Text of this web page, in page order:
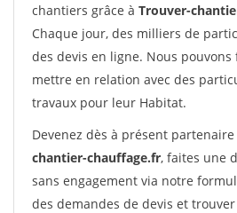
chantiers grâce à Trouver-
Chaque jour, des milliers de
des devis en ligne. Nous pouvons
mettre en relation avec des
travaux pour leur Habitat.
Devenez dès à présent
chantier-chauffage.fr, faites une
sans engagement via notre
des demandes de devis et